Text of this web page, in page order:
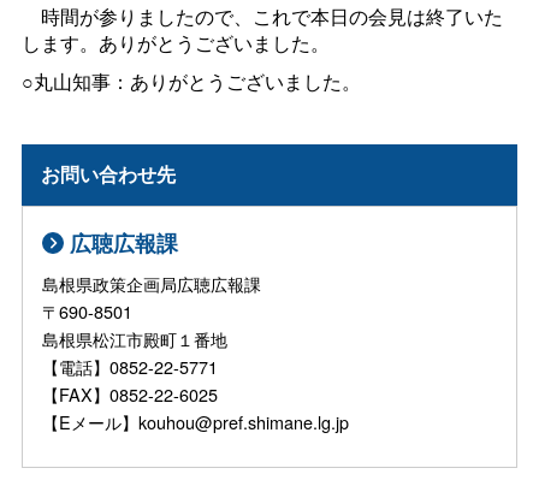
時間が参りましたので、これで本日の会見は終了いた
します。ありがとうございました。
○丸山知事：ありがとうございました。
お問い合わせ先
広聴広報課
島根県政策企画局広聴広報課
〒690-8501
島根県松江市殿町１番地
【電話】0852-22-5771
【FAX】0852-22-6025
【Eメール】kouhou@pref.shimane.lg.jp